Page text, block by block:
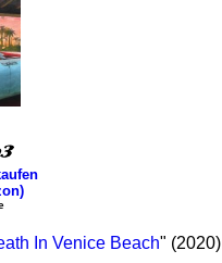
In Venice Beach" (2020)